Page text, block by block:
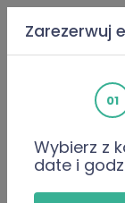
PWZ 3608295
Internista
Zarezerwuj
01
Wybierz z
date i